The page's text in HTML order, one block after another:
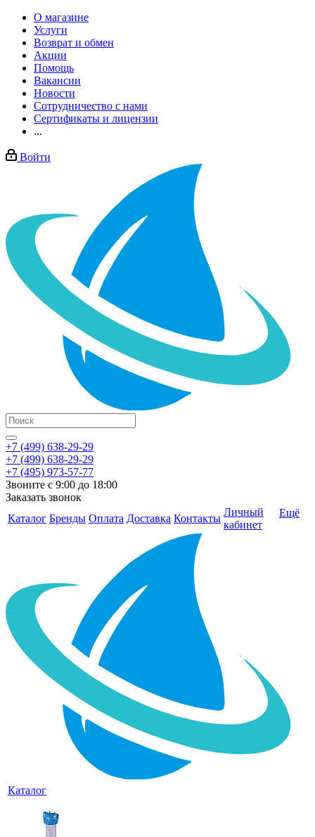
О магазине
Услуги
Возврат и обмен
Акции
Помощь
Вакансии
Новости
Сотрудничество с нами
Сертификаты и лицензии
...
Войти
+7 (499) 638-29-29
+7 (499) 638-29-29
+7 (495) 973-57-77
Звоните с 9:00 до 18:00
Заказать звонок
Каталог Бренды Оплата Доставка Контакты
Личный
кабинет
Ещё
Каталог